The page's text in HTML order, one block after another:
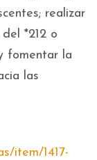
realizar
*212 o
fomentar la
las
item/1417-